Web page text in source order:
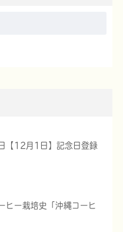
【12月1日】記念日登録
ヒー栽培史「沖縄コーヒ